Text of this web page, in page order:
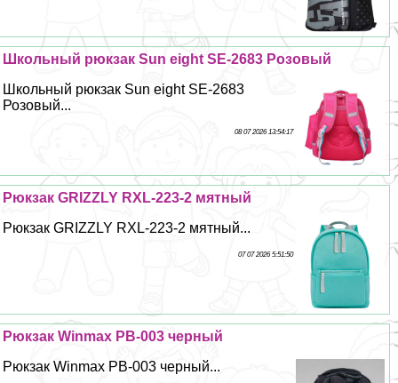
Школьный рюкзак Sun eight SE-2683 Розовый
Школьный рюкзак Sun eight SE-2683
Розовый...
08 07 2026 13:54:17
Рюкзак GRIZZLY RXL-223-2 мятный
Рюкзак GRIZZLY RXL-223-2 мятный...
07 07 2026 5:51:50
Рюкзак Winmax PB-003 черный
Рюкзак Winmax PB-003 черный...